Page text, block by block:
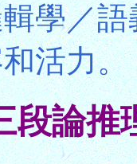
學／
活力。
段論推